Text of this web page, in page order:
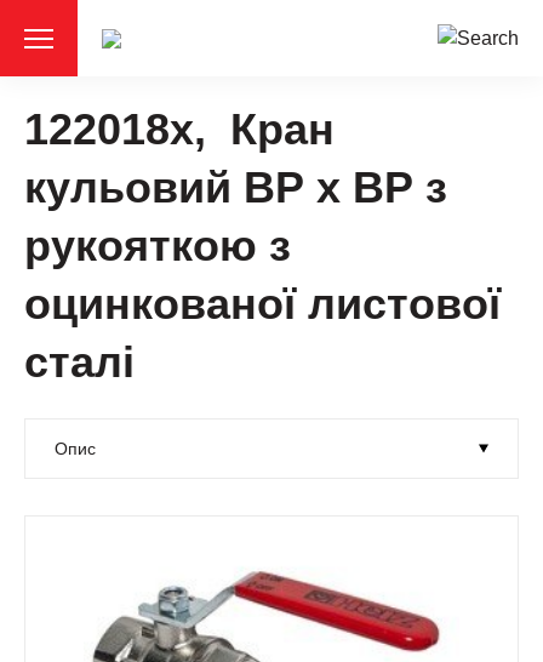
122018x, Кран
кульовий ВР х ВР з
рукояткою з
оцинкованої листової
сталі